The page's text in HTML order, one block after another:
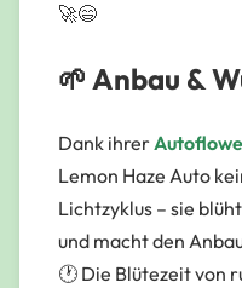
🚀😄
🌱 Anbau &
Dank ihrer
Lemon Haze Auto
Lichtzyklus – sie
und macht den
🕐 Die Blütezeit von